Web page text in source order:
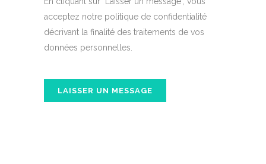
acceptez notre politique de confidentialité
décrivant la finalité des traitements de vos
données personnelles.